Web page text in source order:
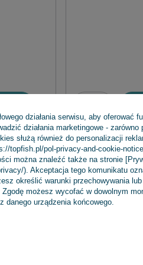
Konto
działania serwisu, aby oferować
działania marketingowe - zarówno
służą również do personalizacji
topfish.pl/pol-privacy-and-cookie-
można znaleźć także na stronie
). Akceptacja tego komunikatu
określić warunki przechowywania
Zgodę możesz wycofać w dowolnym
danego urządzenia końcowego.